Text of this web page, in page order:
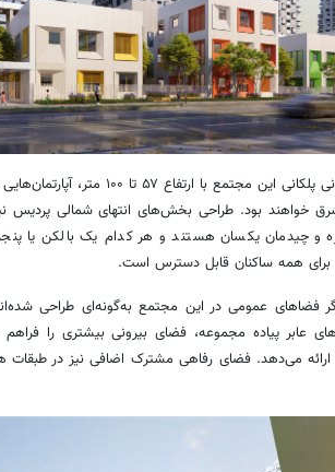
ساختمان‌های مسکونی پلکانی این
بود. طراحی بخش‌های انتهای شمالی پردیس نیز
و چیدمان یکسان هستند و هر کدام یک بالکن یا
همه ساکنان قابل دسترس است.
فضاهای عمومی در این مجتمع به‌گونه‌ای طراحی شده‌اند
عابر پیاده مجموعه، فضای بیرونی بیشتری را
ارائه می‌دهد. فضای رفاهی مشترک اضافی نیز در